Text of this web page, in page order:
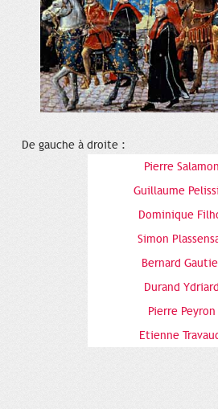
De gauche à droite :
Pierre
Guillaume
Dominique
Simon
Bernard
Durand
Pierre
Etienne